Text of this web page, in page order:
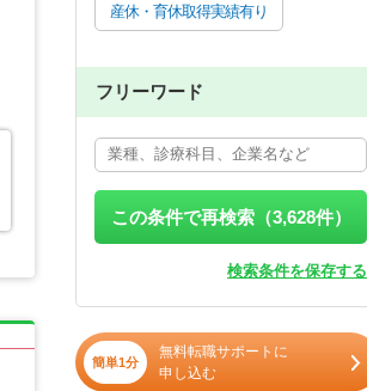
産休・育休取得実績有り
フリーワード
この条件で再検索（3,628件）
検索条件を保存する
簡単1分
無料転職サポートに
申し込む